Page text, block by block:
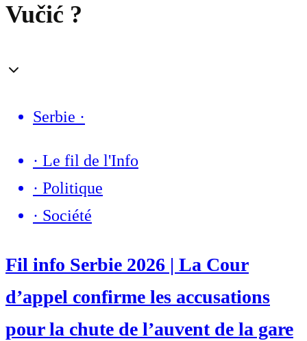
Vučić ?
Serbie ·
· Le fil de l'Info
· Politique
· Société
Fil info Serbie 2026 | La Cour
d’appel confirme les accusations
pour la chute de l’auvent de la gare